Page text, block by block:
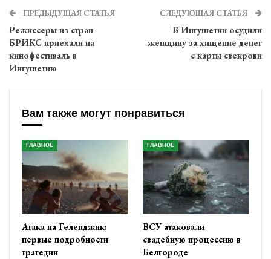
ПРЕДЫДУЩАЯ СТАТЬЯ
Режиссеры из стран
БРИКС приехали на
кинофестиваль в
Ингушетию
СЛЕДУЮЩАЯ СТАТЬЯ
В Ингушетии осудили
женщину за хищение денег
с карты свекрови
Вам также могут понравиться
ГЛАВНОЕ
Атака на Геленджик:
первые подробности
трагедии
ГЛАВНОЕ
ВСУ атаковали
свадебную процессию в
Белгороде